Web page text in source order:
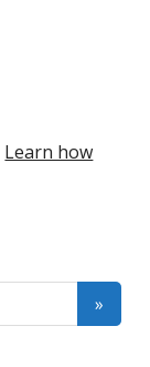
Learn how